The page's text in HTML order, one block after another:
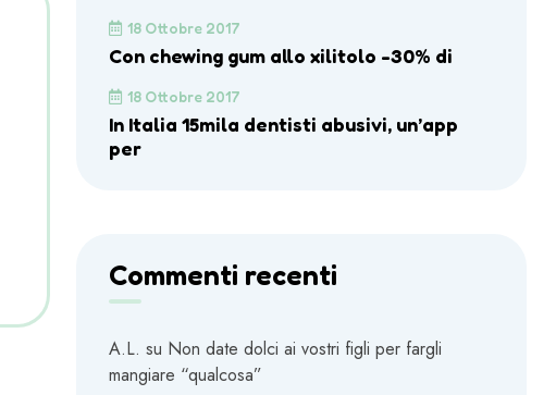
18 Ottobre 2017
Con chewing gum allo xilitolo -30% di
18 Ottobre 2017
In Italia 15mila dentisti abusivi, un’app
per
Commenti recenti
A.L. su Non date dolci ai vostri figli per fargli
mangiare “qualcosa”